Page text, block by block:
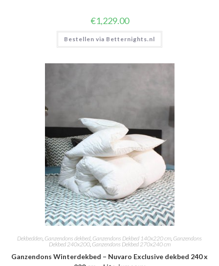
€1,229.00
Bestellen via Betternights.nl
Dekbedden, Ganzendons dekbed, Ganzendons Dekbed 140x220 cm, Ganzendons
Dekbed 240x200, Ganzendons Dekbed 270x240 cm
Ganzendons Winterdekbed – Nuvaro Exclusive dekbed 240 x